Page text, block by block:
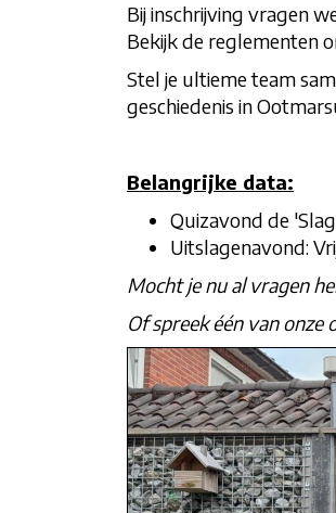
Bij inschrijving vragen
Bekijk de reglementen
Stel je ultieme team
geschiedenis in
Belangrijke data:
Quizavond de
Uitslagenavond:
Mocht je nu al vragen
Of spreek één van onze